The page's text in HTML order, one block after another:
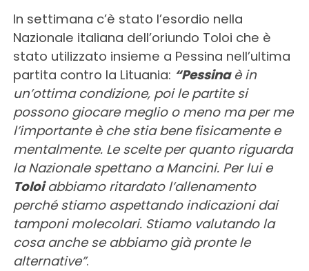
In settimana c’è stato l’esordio nella
Nazionale italiana dell’oriundo Toloi che è
stato utilizzato insieme a Pessina nell’ultima
partita contro la Lituania: “Pessinaè in
un’ottima condizione, poi le partite si
possono giocare meglio o meno ma per me
l’importante è che stia bene fisicamente e
mentalmente. Le scelte per quanto riguarda
la Nazionale spettano a Mancini. Per lui e
Toloiabbiamo ritardato l’allenamento
perché stiamo aspettando indicazioni dai
tamponi molecolari. Stiamo valutando la
cosa anche se abbiamo già pronte le
alternative”.